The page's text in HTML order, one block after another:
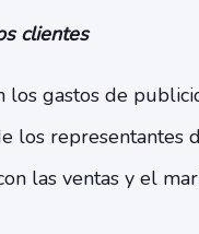
los gastos de
los representantes
las ventas y el